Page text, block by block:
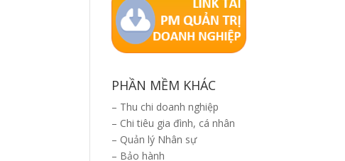
PHẦN MỀM KHÁC
– Thu chi doanh nghiệp
– Chi tiêu gia đình, cá nhân
– Quản lý Nhân sự
– Bảo hành